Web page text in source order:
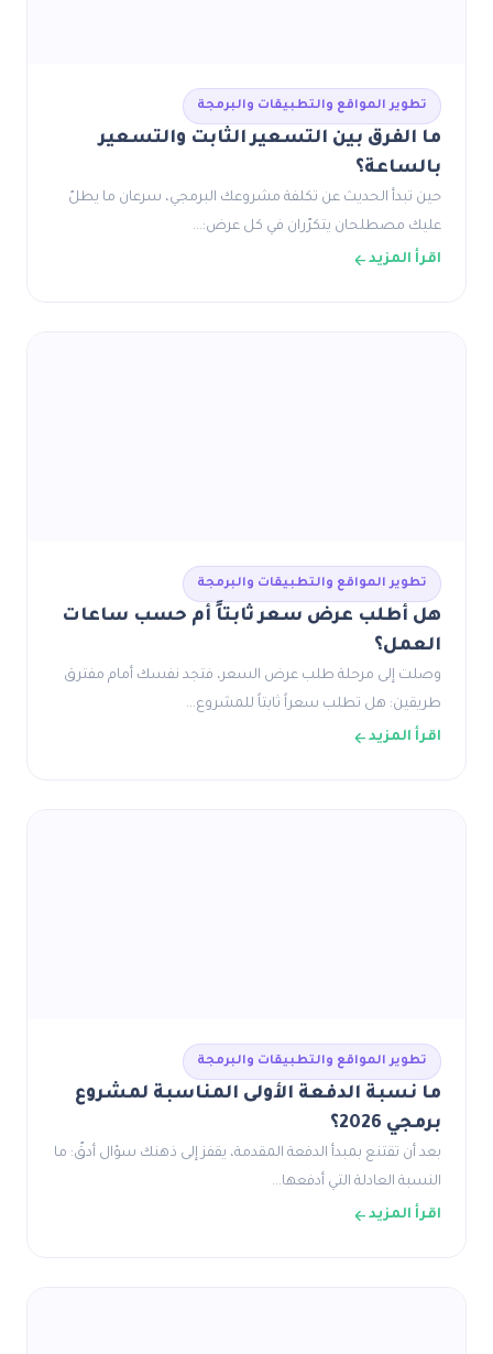
تطوير المواقع والتطبيقات والبرمجة
ما الفرق بين التسعير الثابت والتسعير
بالساعة؟
حين تبدأ الحديث عن تكلفة مشروعك البرمجي، سرعان ما يطلّ
عليك مصطلحان يتكرّران في كل عرض:…
اقرأ المزيد
تطوير المواقع والتطبيقات والبرمجة
هل أطلب عرض سعر ثابتاً أم حسب ساعات
العمل؟
وصلت إلى مرحلة طلب عرض السعر، فتجد نفسك أمام مفترق
طريقين: هل تطلب سعراً ثابتاً للمشروع…
اقرأ المزيد
تطوير المواقع والتطبيقات والبرمجة
ما نسبة الدفعة الأولى المناسبة لمشروع
برمجي 2026؟
بعد أن تقتنع بمبدأ الدفعة المقدمة، يقفز إلى ذهنك سؤال أدقّ: ما
النسبة العادلة التي أدفعها…
اقرأ المزيد